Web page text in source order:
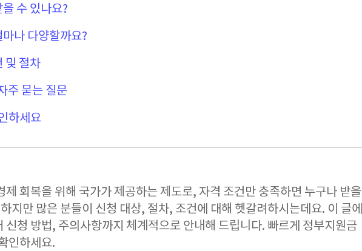
수 있나요?
나 다양할까요?
및 절차
주 묻는 질문
하세요
제 회복을 위해 국가가 제공하는 제도로, 자격 조건만 충족하면 누구나 받을
지만 많은 분들이 신청 대상, 절차, 조건에 대해 헷갈려하시는데요. 이 글에
신청 방법, 주의사항까지 체계적으로 안내해 드립니다. 빠르게 정부지원금
인하세요.